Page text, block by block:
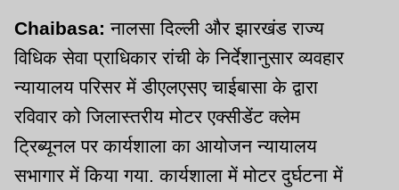
Chaibasa:नालसा दिल्ली और झारखंड राज्य
विधिक सेवा प्राधिकार रांची के निर्देशानुसार व्यवहार
न्यायालय परिसर में डीएलएसए चाईबासा के द्वारा
रविवार को जिलास्तरीय मोटर एक्सीडेंट क्लेम
ट्रिब्यूनल पर कार्यशाला का आयोजन न्यायालय
सभागार में किया गया. कार्यशाला में मोटर दुर्घटना में